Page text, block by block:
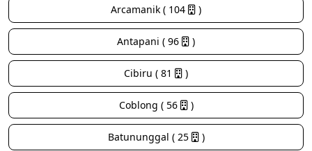
Arcamanik ( 104 )
Antapani ( 96 )
Cibiru ( 81 )
Coblong ( 56 )
Batununggal ( 25 )